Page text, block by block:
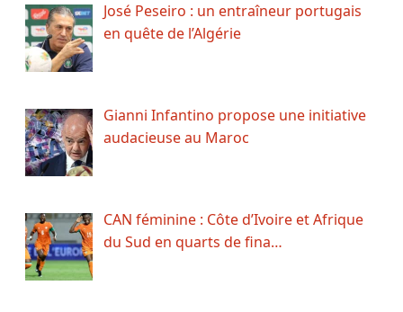
José Peseiro : un entraîneur portugais
en quête de l’Algérie
Gianni Infantino propose une initiative
audacieuse au Maroc
CAN féminine : Côte d’Ivoire et Afrique
du Sud en quarts de fina…